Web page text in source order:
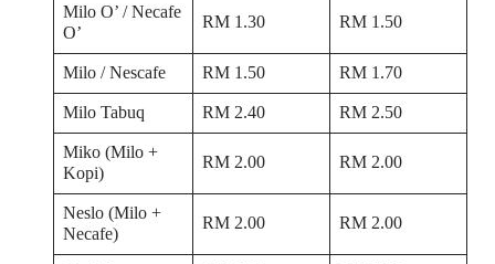
Milo O’ / Necafe
O’
RM 1.30 RM 1.50
Milo / Nescafe RM 1.50
RM 1.70
Milo Tabuq
RM 2.40
RM 2.50
Miko (Milo +
Kopi)
RM 2.00 RM 2.00
Neslo (Milo +
Necafe)
RM 2.00 RM 2.00